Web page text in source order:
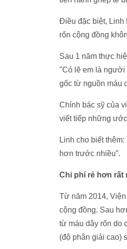
Điều đặc biệt, Linh
rốn cộng đồng
Sau 1 năm thực
"Có lẽ em là người
gốc từ nguồn máu
Chính bác sỹ của
viết tiếp những
Linh cho biết
hơn trước nhiều”.
Chi phí rẻ hơn rất
Từ năm 2014,
cộng đồng. Sau
từ máu dây rốn do
(độ phân giải cao)